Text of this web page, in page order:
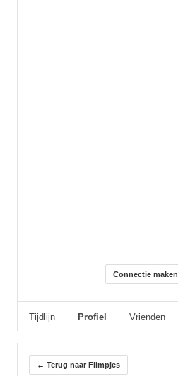
Connectie maken
Tijdlijn Profiel Vrienden
← Terug naar Filmpjes